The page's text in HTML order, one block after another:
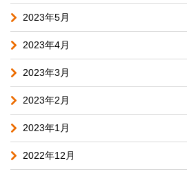
2023年5月
2023年4月
2023年3月
2023年2月
2023年1月
2022年12月